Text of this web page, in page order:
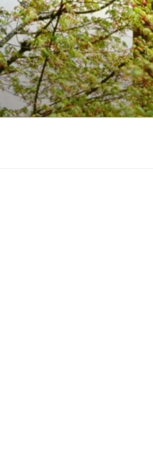
コ
ン
テ
ン
ツ
へ
ス